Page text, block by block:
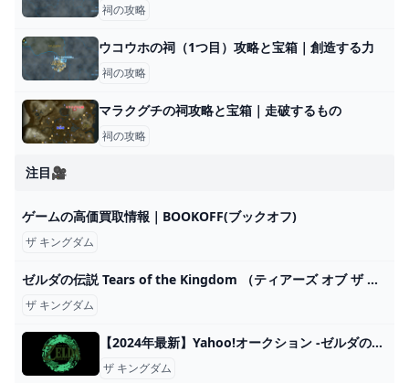
祠の攻略
ウコウホの祠（1つ目）攻略と宝箱｜創造する力
祠の攻略
マラクグチの祠攻略と宝箱｜走破するもの
祠の攻略
注目🎥
ゲームの高価買取情報｜BOOKOFF(ブックオフ)
ザ キングダム
ゼルダの伝説 Tears of the Kingdom （ティアーズ オブ ザ キングダム） Switch HAC-P-AXN7A ヤマダウェブコム
ザ キングダム
【2024年最新】Yahoo!オークション -ゼルダの伝説 ティアーズ オブ ザ キングダムの中古品・新品・未使用品一覧
ザ キングダム